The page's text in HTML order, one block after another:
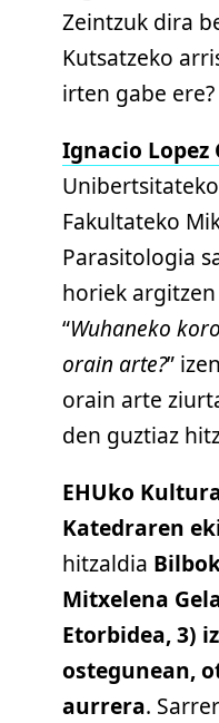
Zeintzuk dira
Kutsatzeko
irten gabe ere?
Ignacio Lopez
Fakultateko
Parasitologia
horiek
“Wuhaneko
orain arte?”
orain arte
den guztiaz
EHUko
Katedraren
hitzaldia
Mitxelena
Etorbidea, 3)
ostegunean,
aurrera.